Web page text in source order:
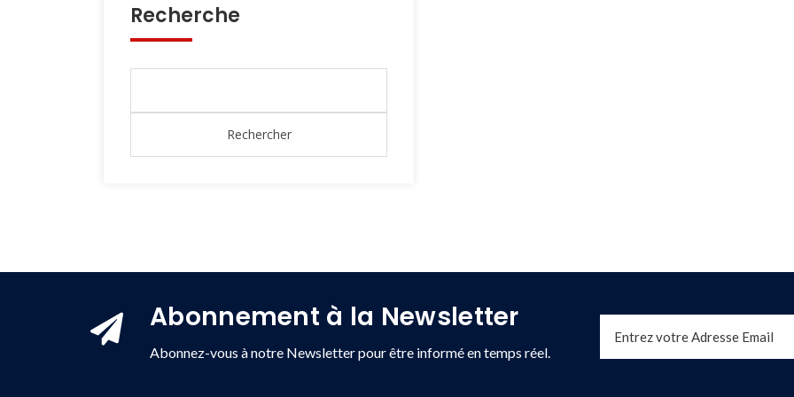
Recherche
Abonnement à la Newsletter
Abonnez-vous à notre Newsletter pour être informé en temps réel.